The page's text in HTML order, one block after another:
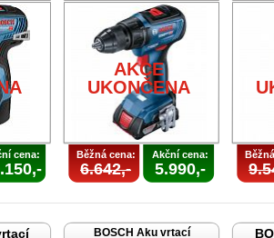
cena:
AKCE
UKONČENA
Běžná cena:
6.642,-
Akční cena:
5.990,-
BOSCH Aku vrtací